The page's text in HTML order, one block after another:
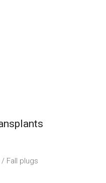
Fall plugs